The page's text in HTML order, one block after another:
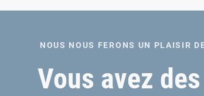
NOUS NOUS FERONS UN PLAISIR
Vous avez